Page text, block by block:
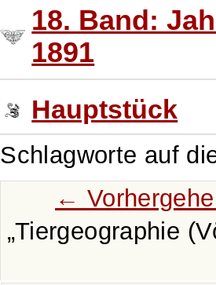
18. Band:
1891
Hauptstück
Schlagworte auf
←
Tiergeographie